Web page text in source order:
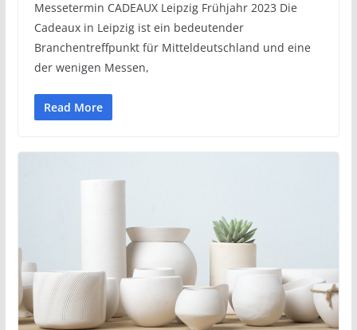
Messetermin CADEAUX Leipzig Frühjahr 2023 Die
Cadeaux in Leipzig ist ein bedeutender
Branchentreffpunkt für Mitteldeutschland und eine
der wenigen Messen,
Read More